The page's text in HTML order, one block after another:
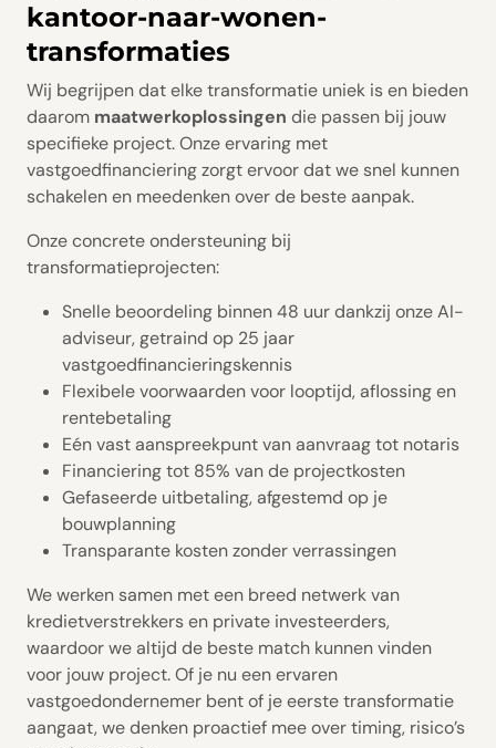
kantoor-naar-wonen-
transformaties
Wij begrijpen dat elke transformatie uniek is en bieden
daarom maatwerkoplossingen die passen bij jouw
specifieke project. Onze ervaring met
vastgoedfinanciering zorgt ervoor dat we snel kunnen
schakelen en meedenken over de beste aanpak.
Onze concrete ondersteuning bij
transformatieprojecten:
Snelle beoordeling binnen 48 uur dankzij onze AI-
adviseur, getraind op 25 jaar
vastgoedfinancieringskennis
Flexibele voorwaarden voor looptijd, aflossing en
rentebetaling
Eén vast aanspreekpunt van aanvraag tot notaris
Financiering tot 85% van de projectkosten
Gefaseerde uitbetaling, afgestemd op je
bouwplanning
Transparante kosten zonder verrassingen
We werken samen met een breed netwerk van
kredietverstrekkers en private investeerders,
waardoor we altijd de beste match kunnen vinden
voor jouw project. Of je nu een ervaren
vastgoedondernemer bent of je eerste transformatie
aangaat, we denken proactief mee over timing, risico’s